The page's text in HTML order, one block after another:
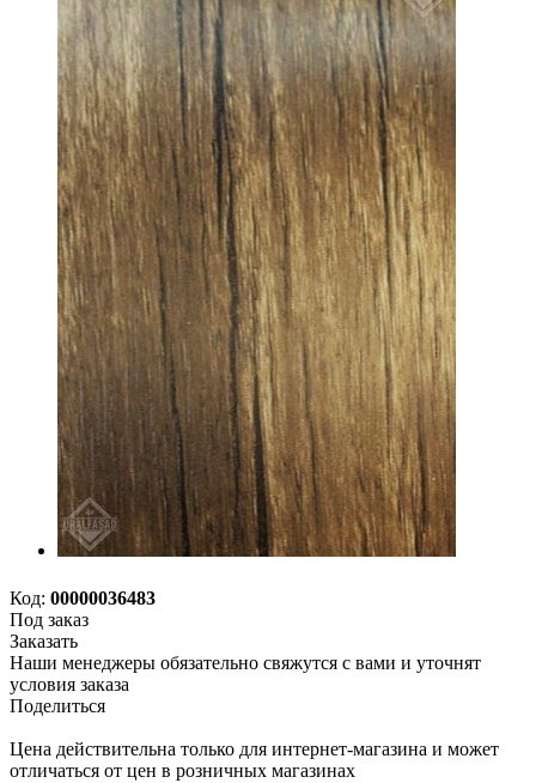
Код: 00000036483
Под заказ
Заказать
Наши менеджеры обязательно свяжутся с вами и уточнят
условия заказа
Поделиться
Цена действительна только для интернет-магазина и может
отличаться от цен в розничных магазинах